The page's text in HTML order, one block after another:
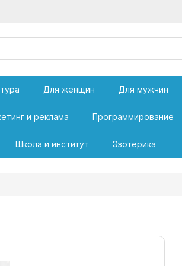
Для женщин Для мужчин
и реклама Программирование
Школа и институт Эзотерика